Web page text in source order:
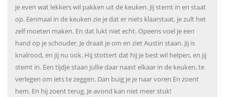
je even wat lekkers wil pakken uit de keuken. Jij stemt in en staat
op. Eenmaal in de keuken zie je dat er niets klaarstaat, je zult het
zelf moeten maken. En dat lukt niet echt. Opeens voel je een
hand op je schouder. Je draait je om en ziet Austin staan. Jij is
knalrood, en jij nu ook. Hij stottert dat hij je best wil helpen, en jij
stemt in. Een tijdje staan jullie daar naast elkaar in de keuken, te
verlegen om iets te zeggen. Dan buig je je naar voren En zoent
hem. En hij zoent terug. Je avond kan niet meer stuk!